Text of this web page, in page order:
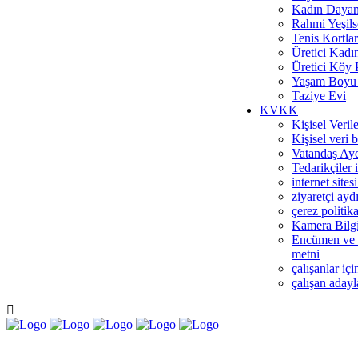
Kadın
Rahmi
Tenis
Üretici
Üretici Köy
Yaşam
Taziye Evi
KVKK
Kişisel
Kişisel veri
Vatandaş
Tedarikçiler
internet
ziyaretçi
çerez
Kamera
Encümen
metni
çalışanlar
çalışan